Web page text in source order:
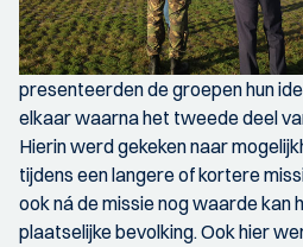
presenteerden de groepen hun
elkaar waarna het tweede deel
Hierin werd gekeken naar
tijdens een langere of kortere
ook ná de missie nog waarde kan
plaatselijke bevolking. Ook hier